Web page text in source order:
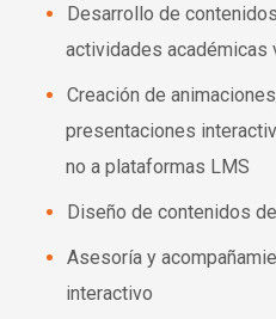
Desarrollo de
actividades académicas
Creación de
presentaciones
no a plataformas LMS
Diseño de contenidos
Asesoría y
interactivo